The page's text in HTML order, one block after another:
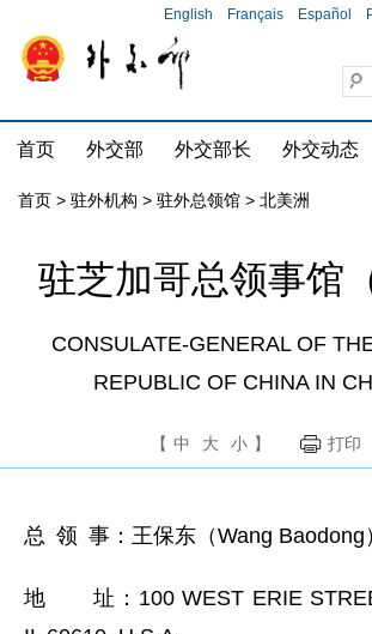
English Français Español
首页 外交部 外交部长 外交动态
首页 > 驻外机构 > 驻外总领馆 > 北美洲
驻芝加哥总领事馆
CONSULATE-GENERAL OF
REPUBLIC OF CHINA IN
【 中 大 小 】 打印
总 领 事：王保东（Wang Baodong
地 址：100 WEST ERIE